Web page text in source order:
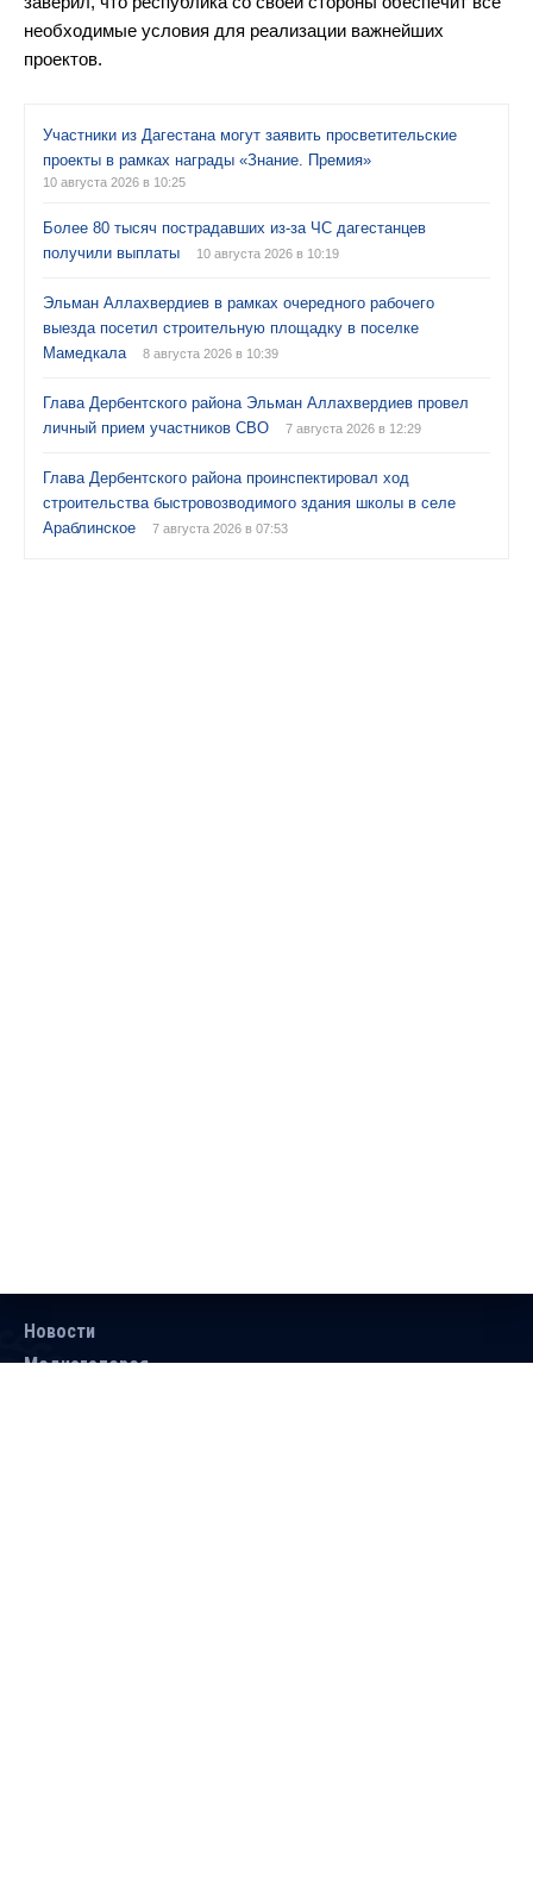
необходимые условия для реализации важнейших
проектов.
Участники из Дагестана могут заявить просветительские
проекты в рамках награды «Знание. Премия»
10 августа 2026 в 10:25
Более 80 тысяч пострадавших из-за ЧС дагестанцев
получили выплаты
10 августа 2026 в 10:19
Эльман Аллахвердиев в рамках очередного рабочего
выезда посетил строительную площадку в поселке
Мамедкала
8 августа 2026 в 10:39
Глава Дербентского района Эльман Аллахвердиев провел
личный прием участников СВО
7 августа 2026 в 12:29
Глава Дербентского района проинспектировал ход
строительства быстровозводимого здания школы в селе
Араблинское
7 августа 2026 в 07:53
Новости
Медиагалерея